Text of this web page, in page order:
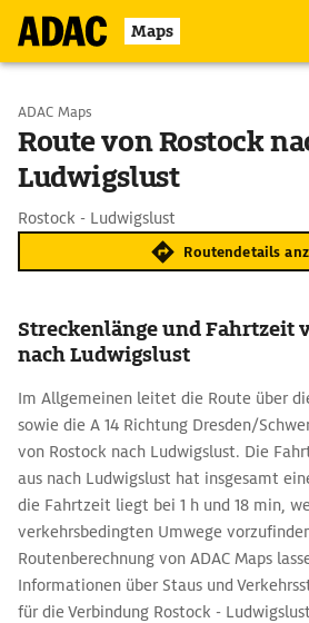
Maps
Start wählen
Ziel eingeben
ADAC Maps
Route von Rostock
Ludwigslust
Rostock - Ludwigslust
Routendetails
Streckenlänge und Fahrtzeit
nach Ludwigslust
Im Allgemeinen leitet die Route über
sowie die A 14 Richtung Dresden/
von Rostock nach Ludwigslust. Die
aus nach Ludwigslust hat insgesamt
die Fahrtzeit liegt bei 1 h und 18 min,
verkehrsbedingten Umwege
Routenberechnung von ADAC Maps
Informationen über Staus und
für die Verbindung Rostock -